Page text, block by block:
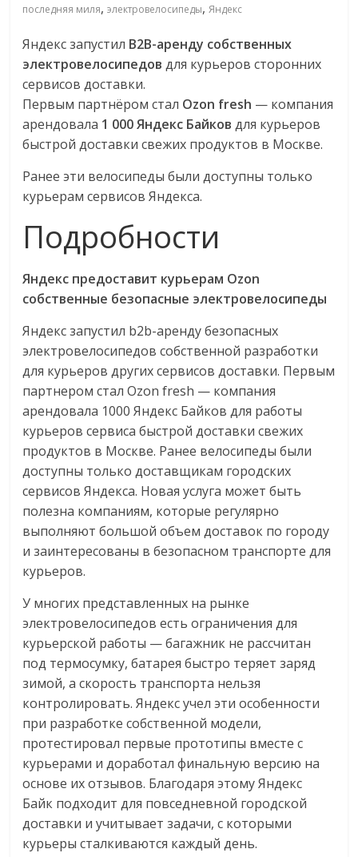
ритейле,
логистике,
технологиях,
соцсетях
Портал
онлайн-
торговле,
сервисах
для
Commerce,
ритейле,
логистике,
технологиях,
соцсетях.
Нам
важно,
как
знать
как
Сеть
меняет
жизнь
обсудить
эти
изменения
читателем.
последняя миля,электровелосипеды,Яндекс
Яндекс запустил B2B-аренду собственных
электровелосипедов для курьеров сторонних
сервисов доставки.
Первым партнёром стал Ozon fresh — компания
арендовала 1 000 Яндекс Байков для курьеров
быстрой доставки свежих продуктов в Москве.
Ранее эти велосипеды были доступны только
курьерам сервисов Яндекса.
Подробности
Яндекс предоставит курьерам Ozon
собственные безопасные электровелосипеды
Яндекс запустил b2b-аренду безопасных
электровелосипедов собственной разработки
для курьеров других сервисов доставки. Первым
партнером стал Ozon fresh — компания
арендовала 1000 Яндекс Байков для работы
курьеров сервиса быстрой доставки свежих
продуктов в Москве. Ранее велосипеды были
доступны только доставщикам городских
сервисов Яндекса. Новая услуга может быть
полезна компаниям, которые регулярно
выполняют большой объем доставок по городу
и заинтересованы в безопасном транспорте для
курьеров.
У многих представленных на рынке
электровелосипедов есть ограничения для
курьерской работы — багажник не рассчитан
под термосумку, батарея быстро теряет заряд
зимой, а скорость транспорта нельзя
контролировать. Яндекс учел эти особенности
при разработке собственной модели,
протестировал первые прототипы вместе с
курьерами и доработал финальную версию на
основе их отзывов. Благодаря этому Яндекс
Байк подходит для повседневной городской
доставки и учитывает задачи, с которыми
курьеры сталкиваются каждый день.